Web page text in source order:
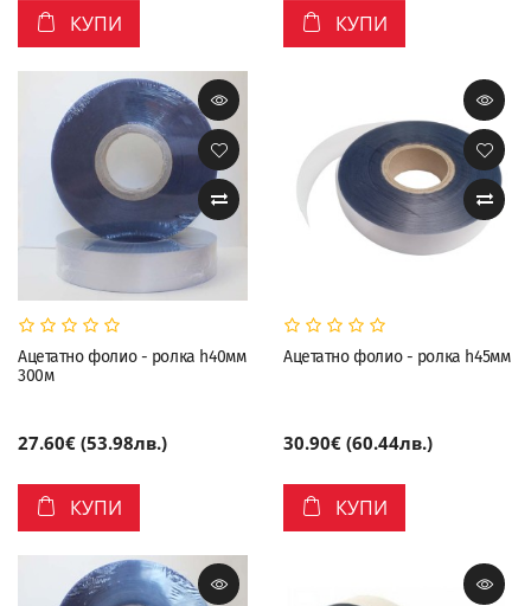
КУПИ КУПИ
Ацетатно фолио - ролка h40мм
300м
27.60€ (53.98лв.)
КУПИ
Ацетатно фолио - ролка h45мм
30.90€ (60.44лв.)
КУПИ